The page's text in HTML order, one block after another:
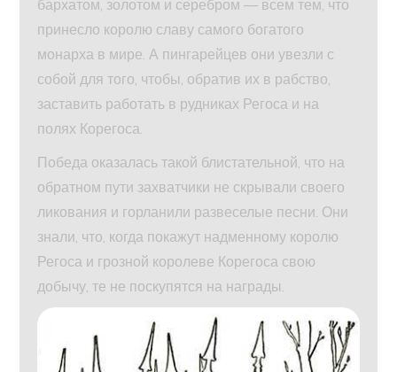
бархатом, золотом и серебром — всем тем, что
принесло королю славу самого богатого
монарха в мире. А пингарейцев они увезли с
собой для того, чтобы, обратив их в рабство,
заставить работать в рудниках Регоса и на
полях Корегоса.
Победа оказалась такой блистательной, что на
обратном пути захватчики не скрывали своего
ликования и горланили развеселые песни. Они
знали, что, когда покажут надменному королю
Регоса и грозной королеве Корегоса свою
добычу, те не поскупятся на награды.